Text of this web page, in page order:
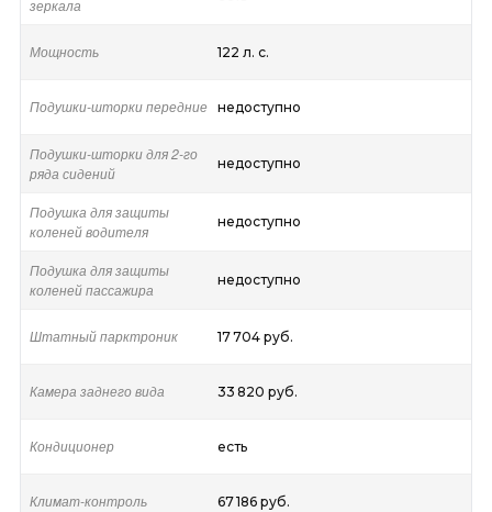
зеркала
Мощность 122 л. с.
Подушки-шторки передние недоступно
Подушки-шторки для 2-го
ряда сидений
недоступно
Подушка для защиты
коленей водителя
недоступно
Подушка для защиты
коленей пассажира
недоступно
Штатный парктроник 17 704 руб.
Камера заднего вида 33 820 руб.
Кондиционер есть
Климат-контроль 67 186 руб.